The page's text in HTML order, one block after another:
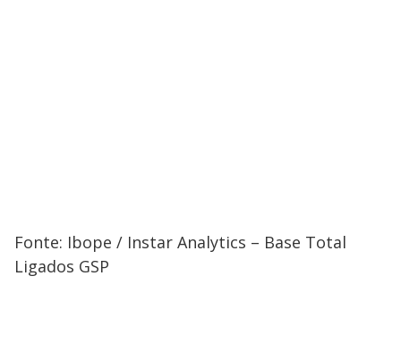
Fonte: Ibope / Instar Analytics – Base Total
Ligados GSP